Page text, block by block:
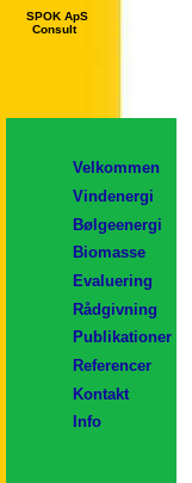
SPOK ApS
Consult
Velkommen
Vindenergi
Bølgeenergi
Biomasse
Evaluering
Rådgivning
Publikationer
Referencer
Kontakt
Info